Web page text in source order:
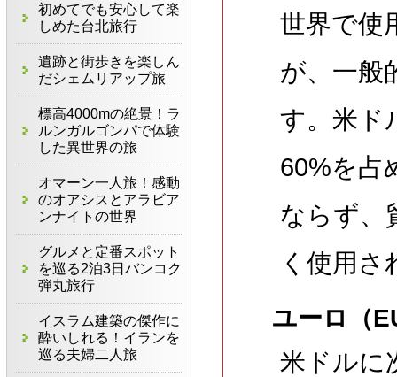
世界で使
が、一般
す。米ド
60%を占
ならず、
く使用さ
ユーロ（
米ドルに
初めてでも安心して楽
しめた台北旅行
遺跡と街歩きを楽しん
だシェムリアップ旅
標高4000mの絶景！ラ
ルンガルゴンパで体験
した異世界の旅
オマーン一人旅！感動
のオアシスとアラビア
ンナイトの世界
グルメと定番スポット
を巡る2泊3日バンコク
弾丸旅行
イスラム建築の傑作に
酔いしれる！イランを
巡る夫婦二人旅